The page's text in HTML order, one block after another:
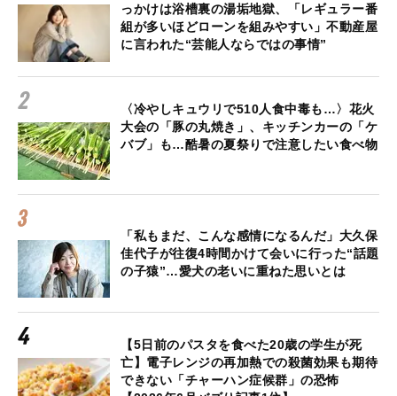
っかけは浴槽裏の湯垢地獄、「レギュラー番
組が多いほどローンを組みやすい」不動産屋
に言われた“芸能人ならではの事情”
〈冷やしキュウリで510人食中毒も…〉花火
大会の「豚の丸焼き」、キッチンカーの「ケ
バブ」も…酷暑の夏祭りで注意したい食べ物
「私もまだ、こんな感情になるんだ」大久保
佳代子が往復4時間かけて会いに行った“話題
の子猿”…愛犬の老いに重ねた思いとは
【5日前のパスタを食べた20歳の学生が死
亡】電子レンジの再加熱での殺菌効果も期待
できない「チャーハン症候群」の恐怖